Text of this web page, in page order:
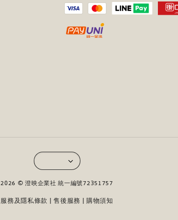
2026 © 澄映企業社 統一編號72351757
服務及隱私條款 |售後服務 |購物須知